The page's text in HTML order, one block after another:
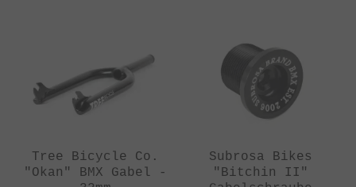
Tree Bicycle Co.
"Okan" BMX Gabel -
Subrosa Bikes
"Bitchin II"